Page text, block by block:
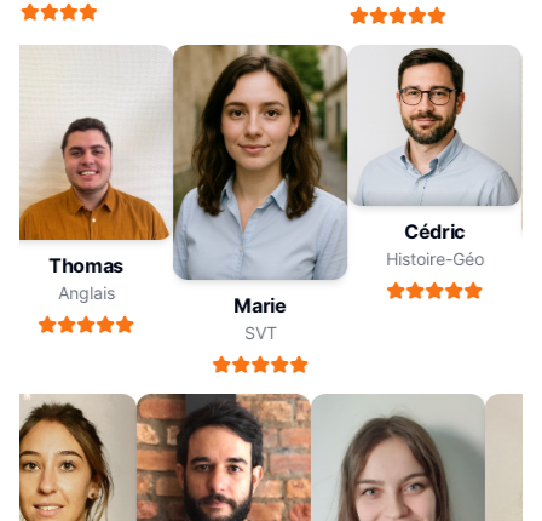
Thomas
Anglais
Marie
SVT
Cédric
Histoire-Géo